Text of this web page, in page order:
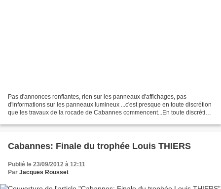
Pas d'annonces ronflantes, rien sur les panneaux d'affichages, pas
d'informations sur les panneaux lumineux ...c'est presque en toute discrétion
que les travaux de la rocade de Cabannes commencent...En toute discrétion
Cabannes: Finale du trophée Louis THIERS
Publié le 23/09/2012 à 12:11
Par Jacques Rousset